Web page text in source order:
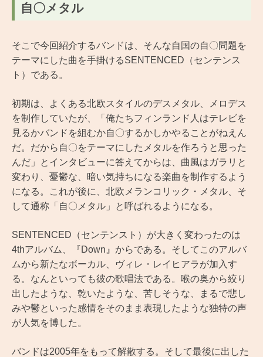
自〇メタル
そこで今回紹介するバンドは、そんな自国の自〇問題を
テーマにした曲を手掛けるSENTENCED（センテンス
ト）である。
初期は、よくある北欧スタイルのデスメタル、メロデス
を制作していたが、「俺たちフィンランド人はテレビを
見るかバンドを組むか自〇するかしかやることがねえん
だ。だから自〇をテーマにしたメタルを作ろうと思った
んだ」とインタビューに答えてからは、曲風はガラリと
変わり、憂鬱な、暗い気持ちになる楽曲を制作するよう
になる。これが後に、北欧メランコリック・メタル、そ
して通称「自〇メタル」と呼ばれるようになる。
SENTENCED（センテンスト）が大きく変わったのは
4thアルバム、『Down』からである。そしてこのアルバ
ムから新たなボーカル、ヴィレ・レイヒアラが加入す
る。なんといっても彼の歌唱法である。喉の奥から絞り
出したような、乾いたような、苦しそうな、まるで悲し
みや鬱といった感情をそのまま表現したような独特の声
が人気を博した。
バンドは2005年をもって解散する。そして最後に出した